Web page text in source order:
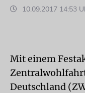
10.09.2017 14:53
Mit einem
Deutschland